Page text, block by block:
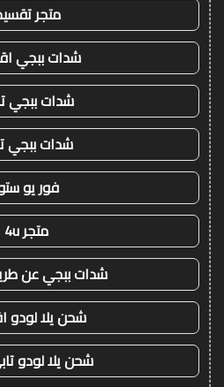
متجر
شدات ببجي
شدات ببجي
شدات ببجي
فور يو
متجر 4u
شدات ببجي عن
شحن يلا لودو
شحن يلا لودو